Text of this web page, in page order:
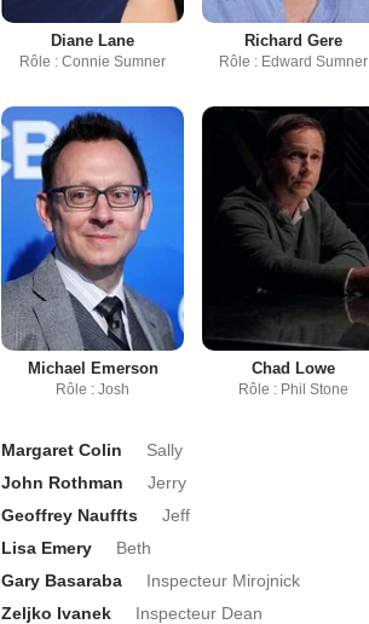
Diane Lane
Rôle : Connie Sumner
Richard Gere
Rôle : Edward Sumner
Michael Emerson
Rôle : Josh
Chad Lowe
Rôle : Phil Stone
Margaret Colin
Sally
John Rothman
Jerry
Geoffrey Nauffts
Jeff
Lisa Emery
Beth
Gary Basaraba
Inspecteur Mirojnick
Zeljko Ivanek
Inspecteur Dean